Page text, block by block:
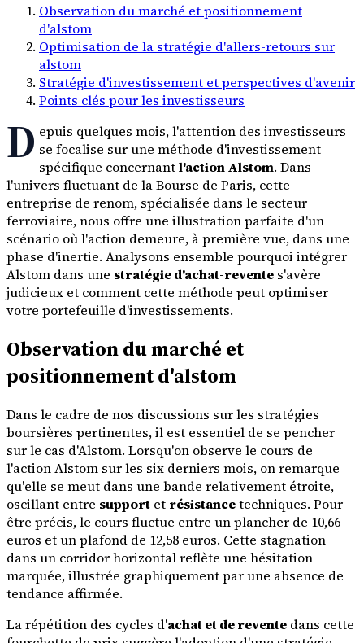
Observation du marché et positionnement
d'alstom
Optimisation de la stratégie d'allers-retours sur
alstom
Stratégie d'investissement et perspectives d'avenir
Points clés pour les investisseurs
D epuis quelques mois, l'attention des investisseurs
se focalise sur une méthode d'investissement
spécifique concernantl'action Alstom. Dans
l'univers fluctuant de la Bourse de Paris, cette
entreprise de renom, spécialisée dans le secteur
ferroviaire, nous offre une illustration parfaite d'un
scénario où l'action demeure, à première vue, dans une
phase d'inertie. Analysons ensemble pourquoi intégrer
Alstom dans une stratégie d'achat-revente s'avère
judicieux et comment cette méthode peut optimiser
votre portefeuille d'investissements.
Observation du marché et
positionnement d'alstom
Dans le cadre de nos discussions sur les stratégies
boursières pertinentes, il est essentiel de se pencher
sur le cas d'Alstom. Lorsqu'on observe le cours de
l'action Alstom sur les six derniers mois, on remarque
qu'elle se meut dans une bande relativement étroite,
oscillant entre support et résistancetechniques. Pour
être précis, le cours fluctue entre un plancher de 10,66
euros et un plafond de 12,58 euros. Cette stagnation
dans un corridor horizontal reflète une hésitation
marquée, illustrée graphiquement par une absence de
tendance affirmée.
La répétition des cycles d'achat et de revente dans cette